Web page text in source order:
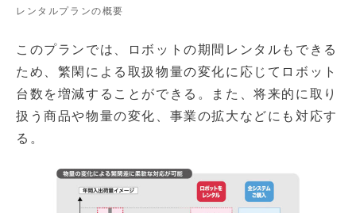
レンタルプランの概要
このプランでは、ロボットの期間レンタルもできる
ため、繁閑による取扱物量の変化に応じてロボット
台数を増減することができる。また、将来的に取り
扱う商品や物量の変化、事業の拡大などにも対応す
る。